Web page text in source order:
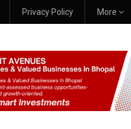
Privacy Policy More